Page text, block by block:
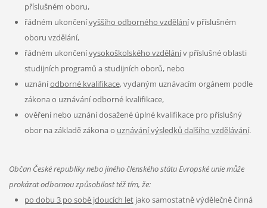
příslušném oboru,
řádném ukončenívyššího odborného vzdělánív příslušném
oboru vzdělání,
řádném ukončenívysokoškolského vzdělánív příslušné oblasti
studijních programů a studijních oborů, nebo
uznáníodborné kvalifikace, vydaným uznávacím orgánem podle
zákona o uznávání odborné kvalifikace,
ověření nebo uznání dosažené úplné kvalifikace pro příslušný
obor na základě zákona o uznávání výsledků dalšího vzdělávání.
Občan České republiky nebo jiného členského státu Evropské unie může
prokázat odbornou způsobilost též tím, že:
po dobu 3 po sobě jdoucích letjako samostatně výdělečně činná